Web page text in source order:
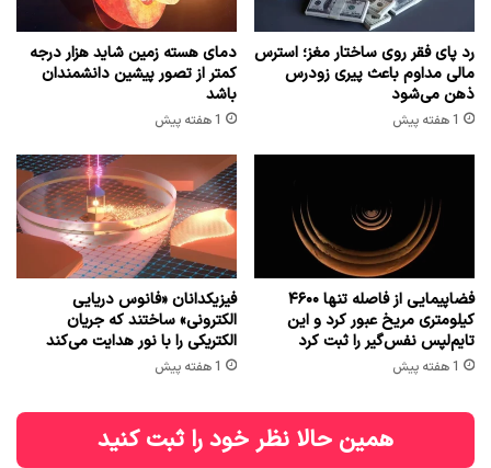
رد پای فقر روی ساختار مغز؛ استرس
مالی مداوم باعث پیری زودرس
ذهن می‌شود
1 هفته پیش
دمای هسته زمین شاید هزار درجه
کمتر از تصور پیشین دانشمندان
باشد
1 هفته پیش
فضاپیمایی از فاصله تنها ۴۶۰۰
کیلومتری مریخ عبور کرد و این
تایم‌لپس نفس‌گیر را ثبت کرد
1 هفته پیش
فیزیکدانان «فانوس دریایی
الکترونی» ساختند که جریان
الکتریکی را با نور هدایت می‌کند
1 هفته پیش
همین حالا نظر خود را ثبت کنید